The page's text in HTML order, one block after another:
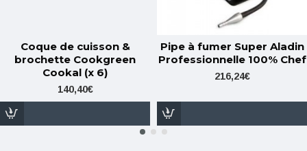
Coque de cuisson &
brochette Cookgreen
Cookal (x 6)
140,40€
Pipe à fumer Super Aladin
Professionnelle 100% Chef
216,24€